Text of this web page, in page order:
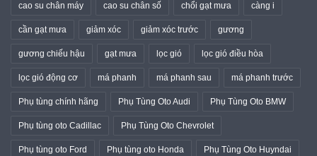
cao su chân máy cao su chân số chổi gạt mưa càng i
cần gạt mưa giảm xóc giảm xóc trước gương
gương chiếu hậu gạt mưa lọc gió lọc gió điều hòa
lọc gió động cơ má phanh má phanh sau má phanh trước
Phụ tùng chính hãng Phụ Tùng Oto Audi Phụ Tùng Oto BMW
Phụ tùng oto Cadillac Phụ Tùng Oto Chevrolet
Phụ tùng oto Ford Phụ tùng oto Honda Phụ Tùng Oto Huyndai